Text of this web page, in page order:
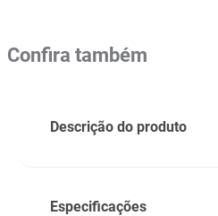
Confira também
Descrição do produto
Especificações